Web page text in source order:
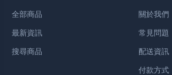
全部商品
最新資訊
搜尋商品
關於我們
常見問題
配送資訊
付款方式